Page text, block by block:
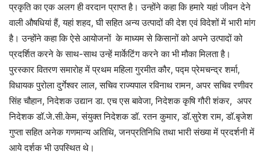
प्रकृति का एक अलग ही वरदान प्राप्त है। उन्होंने कहा कि हमारे यहां जीवन देने
वाली औषधियां हैं, यहां शहद, घी सहित अन्य उत्पादों की देश एवं विदेशों में भारी मांग
है। उन्होंने कहा कि ऐसे आयोजनों के माध्यम से किसानों को अपने उत्पादों को
प्रदर्शित करने के साथ-साथ उन्हें मार्केटिंग करने का भी मौका मिलता है।
पुरस्कार वितरण समारोह में प्रथम महिला गुरमीत कौर, पद्म प्रेमचन्द्र शर्मा,
विधायक पुरोला दुर्गेश्वर लाल, सचिव राज्यपाल रविनाथ रामन, अपर सचिव रणीवर
सिंह चौहान, निदेशक उद्यान डा. एच एस बावेजा, निदेशक कृषि गौरी शंकर, अपर
निदेशक डॉ.जे.सी.केम, संयुक्त निदेशक डॉ. रतन कुमार, डॉ.सुरेश राम, डॉ.बृजेश
गुप्ता सहित अनेक गणमान्य अतिथि, जनप्रतिनिधि तथा भारी संख्या में प्रदर्शनी में
आये दर्शक भी उपस्थित थे।